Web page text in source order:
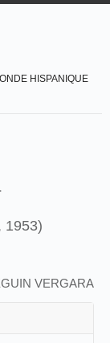
HISPANIQUE
1953)
VERGARA